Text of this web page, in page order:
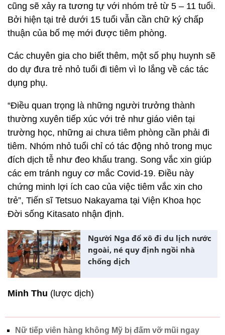
cũng sẽ xảy ra tương tự với nhóm trẻ từ 5 – 11 tuổi.
Bởi hiện tại trẻ dưới 15 tuổi vẫn cần chữ ký chấp
thuận của bố mẹ mới được tiêm phòng.
Các chuyên gia cho biết thêm, một số phụ huynh sẽ
do dự đưa trẻ nhỏ tuổi đi tiêm vì lo lắng về các tác
dụng phụ.
“Điều quan trọng là những người trưởng thành
thường xuyên tiếp xúc với trẻ như giáo viên tại
trường học, những ai chưa tiêm phòng cần phải đi
tiêm. Nhóm nhỏ tuổi chỉ có tác động nhỏ trong mục
đích dịch tễ như đeo khẩu trang. Song vắc xin giúp
các em tránh nguy cơ mắc Covid-19. Điều này
chứng minh lợi ích cao của việc tiêm vắc xin cho
trẻ”, Tiến sĩ Tetsuo Nakayama tại Viện Khoa học
Đời sống Kitasato nhận định.
Người Nga đổ xô đi du lịch nước
ngoài, né quy định ngồi nhà
chống dịch
Minh Thu (lược dịch)
Nữ tiếp viên hàng không Mỹ bị đấm vỡ mũi ngay